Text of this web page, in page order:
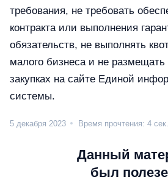
требования, не требовать
контракта или выполнения
обязательств, не выполнять
малого бизнеса и не
закупках на сайте Единой
системы.
5 декабря 2023 Время прочтения: 4 сек.
Данный
был